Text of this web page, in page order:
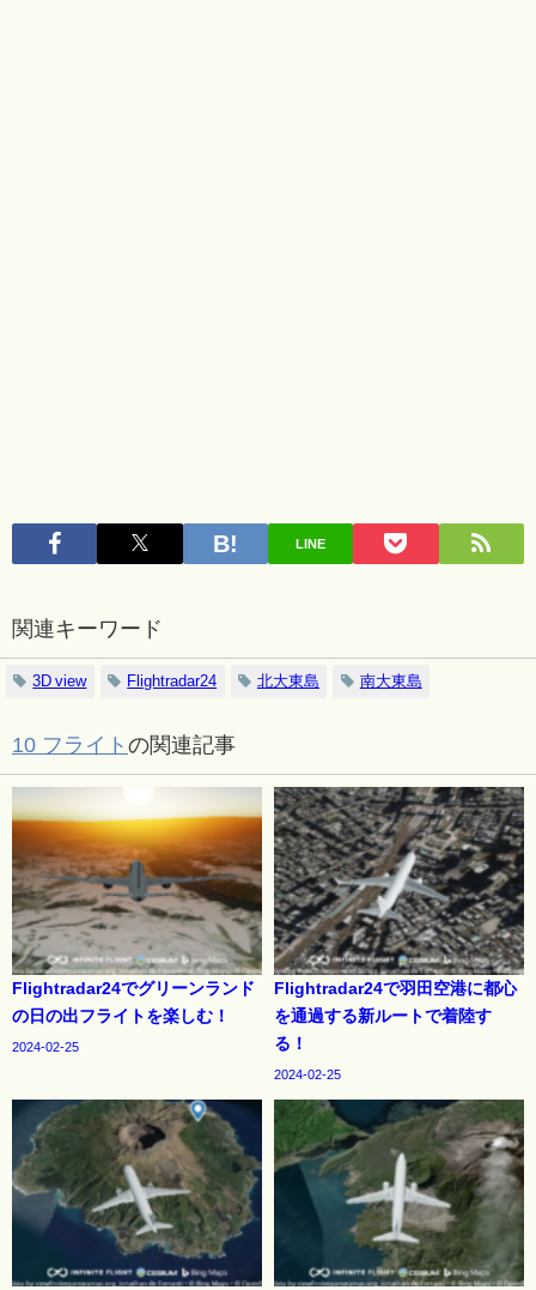
LINE
関連キーワード
3D view Flightradar24 北大東島 南大東島
10 フライト の関連記事
Flightradar24でグリーンランド
の日の出フライトを楽しむ！
2024-02-25
Flightradar24で羽田空港に都心
を通過する新ルートで着陸す
る！
2024-02-25